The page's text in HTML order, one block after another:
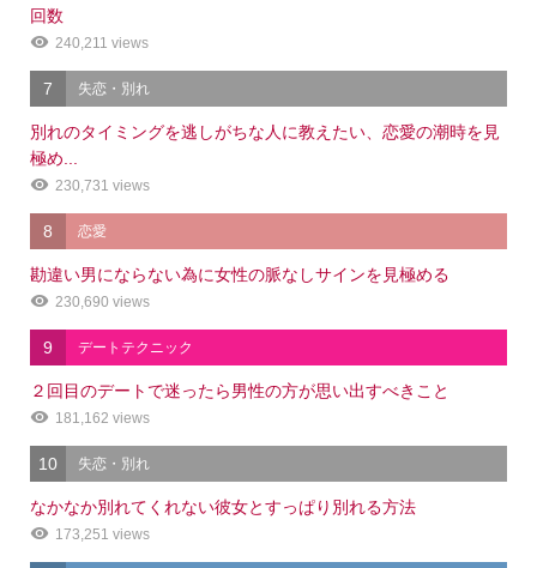
回数
240,211 views
7 失恋・別れ
別れのタイミングを逃しがちな人に教えたい、恋愛の潮時を見
極め...
230,731 views
8 恋愛
勘違い男にならない為に女性の脈なしサインを見極める
230,690 views
9 デートテクニック
２回目のデートで迷ったら男性の方が思い出すべきこと
181,162 views
10 失恋・別れ
なかなか別れてくれない彼女とすっぱり別れる方法
173,251 views